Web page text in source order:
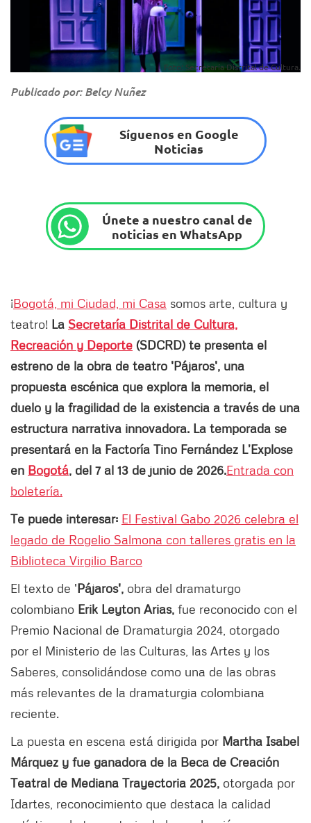
Foto: Secretaría Distrital de Cultura.
Publicado por: Belcy Nuñez
Síguenos en Google
Noticias
Únete a nuestro canal de
noticias en WhatsApp
¡Bogotá, mi Ciudad, mi Casa somos arte, cultura y
teatro! La Secretaría Distrital de Cultura,
Recreación y Deporte (SDCRD) te presenta el
estreno de la obra de teatro 'Pájaros', una
propuesta escénica que explora la memoria, el
duelo y la fragilidad de la existencia a través de una
estructura narrativa innovadora. La temporada se
presentará en la Factoría Tino Fernández L’Explose
en Bogotá, del 7 al 13 de junio de 2026.Entrada con
boletería.
Te puede interesar: El Festival Gabo 2026 celebra el
legado de Rogelio Salmona con talleres gratis en la
Biblioteca Virgilio Barco
El texto de 'Pájaros', obra del dramaturgo
colombiano Erik Leyton Arias, fue reconocido con el
Premio Nacional de Dramaturgia 2024, otorgado
por el Ministerio de las Culturas, las Artes y los
Saberes, consolidándose como una de las obras
más relevantes de la dramaturgia colombiana
reciente.
La puesta en escena está dirigida por Martha Isabel
Márquez y fue ganadora de la Beca de Creación
Teatral de Mediana Trayectoria 2025, otorgada por
Idartes, reconocimiento que destaca la calidad